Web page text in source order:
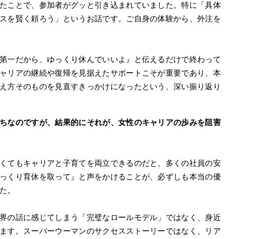
ことで、参加者がグッと引き込まれていました。特に「具体
を賢く頼ろう」というお話です。ご自身の体験から、外注を
だから、ゆっくり休んでいいよ』と伝えるだけで終わって
リアの継続や復帰を見据えたサポートこそが重要であり、本
方そのものを見直すきっかけになったという、深い振り返り
のですが、結果的にそれが、女性のキャリアの歩みを阻害
てもキャリアと子育てを両立できるのだと、多くの社員の安
くり育休を取って』と声をかけることが、必ずしも本当の優
。
話に感じてしまう「完璧なロールモデル」ではなく、身近
す。スーパーウーマンのサクセスストーリーではなく、リア